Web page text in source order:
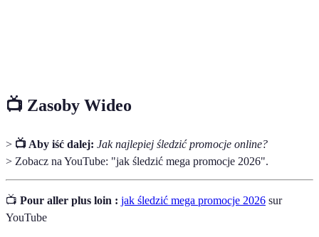
📺 Zasoby Wideo
> 📺 Aby iść dalej: Jak najlepiej śledzić promocje online?
> Zobacz na YouTube: "jak śledzić mega promocje 2026".
📺 Pour aller plus loin : jak śledzić mega promocje 2026 sur
YouTube